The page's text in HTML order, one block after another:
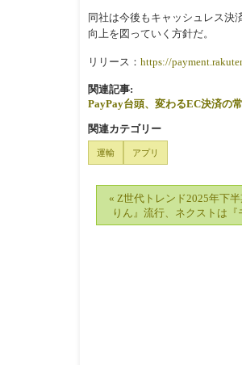
同社は今後もキャッシュレス決
向上を図っていく方針だ。
リリース： https://
関連記事:
PayPay台頭、変わるEC決済の
関連カテゴリー
運輸 アプリ
« Z世代トレンド2025年下
りん』流行、ネクストは